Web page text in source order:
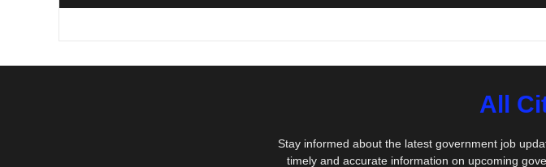
All
Stay informed about the latest government job
timely and accurate information on upcoming